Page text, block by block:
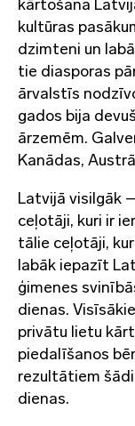
kārtošana
kultūras
dzimteni un
tie diasporas
ārvalstīs
gados bija
ārzemēm.
Kanādas,
Latvijā visilgāk
ceļotāji, kuri ir
tālie ceļotāji,
labāk iepazīt
ģimenes
dienas.
privātu lietu
piedalīšanos
rezultātiem
dienas.